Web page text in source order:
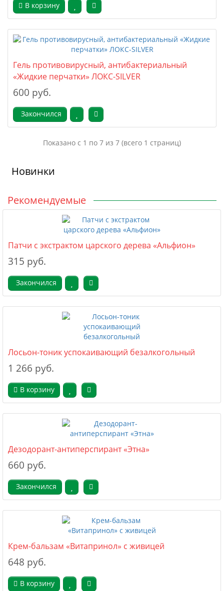
В корзину
Гель противовирусный, антибактериальный
«Жидкие перчатки» ЛОКС-SILVER
600 руб.
Закончился
Показано с 1 по 7 из 7 (всего 1 страниц)
Новинки
Рекомендуемые
Патчи с экстрактом царского дерева «Альфион»
315 руб.
Закончился
Лосьон-тоник успокаивающий безалкогольный
1 266 руб.
В корзину
Дезодорант-антиперспирант «Этна»
660 руб.
Закончился
Крем-бальзам «Витапринол» с живицей
648 руб.
В корзину